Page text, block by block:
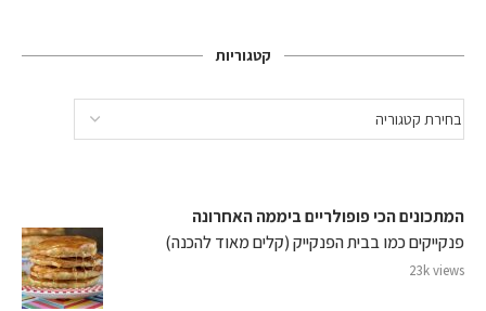
קטגוריות
המתכונים הכי פופולריים ביממה האחרונה
פנקייקים כמו בבית הפנקייק (קלים מאוד להכנה)
23k views